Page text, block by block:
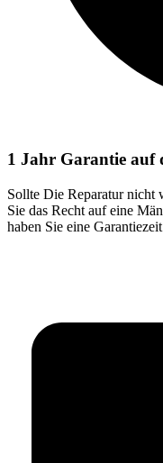
1 Jahr Garantie auf
Sollte Die Reparatur nicht
Sie das Recht auf eine
haben Sie eine